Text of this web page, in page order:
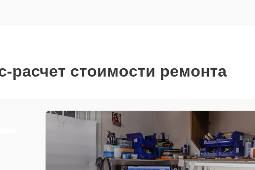
расчет стоимости ремонта